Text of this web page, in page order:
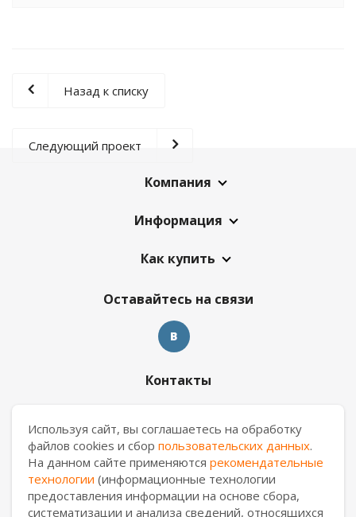
Назад к списку
Следующий проект
Компания
Информация
Как купить
Оставайтесь на связи
Контакты
ekb.manager@casa-ceramica.ru
Екатеринбург ,ул. Новинская 2, склад "С17"
Используя сайт, вы соглашаетесь на обработку
файлов cookies и сбор пользовательских данных.
На данном сайте применяются рекомендательные
технологии (информационные технологии
предоставления информации на основе сбора,
систематизации и анализа сведений, относящихся